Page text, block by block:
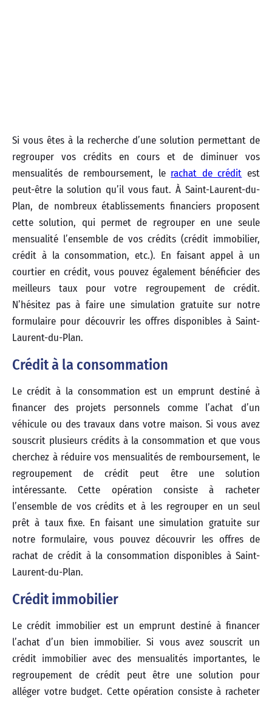
Si vous êtes à la recherche d’une solution permettant de
regrouper vos crédits en cours et de diminuer vos
mensualités de remboursement, le rachat de crédit est
peut-être la solution qu’il vous faut. À Saint-Laurent-du-
Plan, de nombreux établissements financiers proposent
cette solution, qui permet de regrouper en une seule
mensualité l’ensemble de vos crédits (crédit immobilier,
crédit à la consommation, etc.). En faisant appel à un
courtier en crédit, vous pouvez également bénéficier des
meilleurs taux pour votre regroupement de crédit.
N’hésitez pas à faire une simulation gratuite sur notre
formulaire pour découvrir les offres disponibles à Saint-
Laurent-du-Plan.
Crédit à la consommation
Le crédit à la consommation est un emprunt destiné à
financer des projets personnels comme l’achat d’un
véhicule ou des travaux dans votre maison. Si vous avez
souscrit plusieurs crédits à la consommation et que vous
cherchez à réduire vos mensualités de remboursement, le
regroupement de crédit peut être une solution
intéressante. Cette opération consiste à racheter
l’ensemble de vos crédits et à les regrouper en un seul
prêt à taux fixe. En faisant une simulation gratuite sur
notre formulaire, vous pouvez découvrir les offres de
rachat de crédit à la consommation disponibles à Saint-
Laurent-du-Plan.
Crédit immobilier
Le crédit immobilier est un emprunt destiné à financer
l’achat d’un bien immobilier. Si vous avez souscrit un
crédit immobilier avec des mensualités importantes, le
regroupement de crédit peut être une solution pour
alléger votre budget. Cette opération consiste à racheter